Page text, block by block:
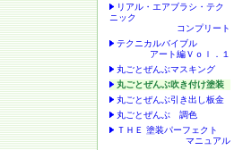
リアル・エアブラシ・テク
ニック
コンプリート
テクニカルバイブル
アート編Ｖｏｌ．１
丸ごとぜんぶマスキング
丸ごとぜんぶ吹き付け塗装
丸ごとぜんぶ引き出し板金
丸ごとぜんぶ 調色
ＴＨＥ 塗装パーフェクト
マニュアル